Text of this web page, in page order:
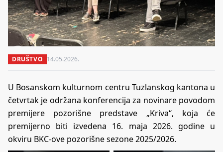
DRUŠTVO 14.05.2026.
U Bosanskom kulturnom centru Tuzlanskog kantona u
četvrtak je održana konferencija za novinare povodom
premijere pozorišne predstave „Kriva“, koja će
premijerno biti izvedena 16. maja 2026. godine u
okviru BKC-ove pozorišne sezone 2025/2026.